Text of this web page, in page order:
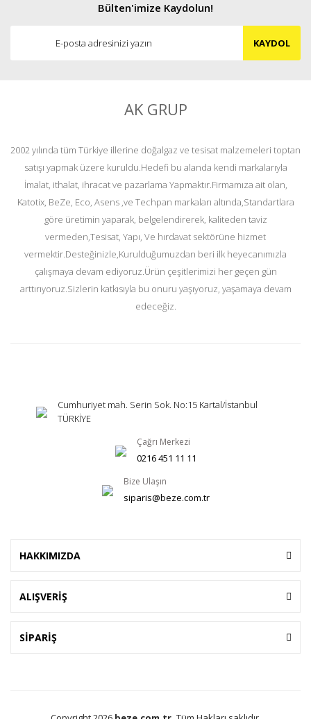
Bülten'imize Kaydolun!
KAYDOL
AK GRUP
2002 yılında tüm Türkiye illerine doğalgaz ve tesisat malzemeleri toptan
satışı yapmak üzere kuruldu.Hedefi bu alanda kendi markalarıyla
İmalat, ithalat, ihracat ve pazarlama Yapmaktır.Firmamıza ait olan,
Katotix, BeZe, Eco, Asens ,ve Techpan markaları altında,Standartlara
göre üretimin yaparak, belgelendirerek, kaliteden taviz
vermeden,Tesisat, Yapı, Ve hırdavat sektörüne hizmet
vermektir.Desteğinizle,Kurulduğumuzdan beri ilk heyecanımızla
çalışmaya devam ediyoruz.Ürün çeşitlerimizi her geçen gün
arttırıyoruz.Sizlerin katkısıyla bu onuru yaşıyoruz, yaşamaya devam
edeceğiz.
Cumhuriyet mah. Serin Sok. No:15 Kartal/İstanbul
TÜRKİYE
Çağrı Merkezi
0216 451 11 11
Bize Ulaşın
siparis@beze.com.tr
HAKKIMIZDA
ALIŞVERİŞ
SİPARİŞ